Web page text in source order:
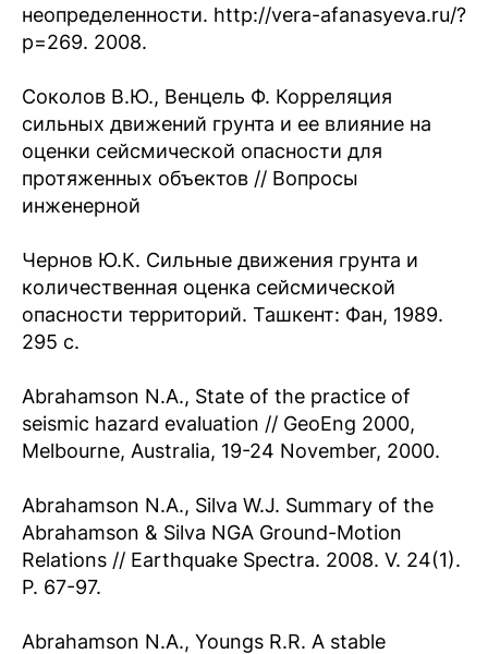
неопределенности. http://vera-afanasyeva.ru/?
p=269. 2008.
Соколов В.Ю., Венцель Ф. Корреляция
сильных движений грунта и ее влияние на
оценки сейсмической опасности для
протяженных объектов // Вопросы
инженерной
Чернов Ю.К. Сильные движения грунта и
количественная оценка сейсмической
опасности территорий. Ташкент: Фан, 1989.
295 с.
Abrahamson N.A., State of the practice of
seismic hazard evaluation // GeoEng 2000,
Melbourne, Australia, 19-24 November, 2000.
Abrahamson N.A., Silva W.J. Summary of the
Abrahamson & Silva NGA Ground-Motion
Relations // Earthquake Spectra. 2008. V. 24(1).
P. 67-97.
Abrahamson N.A., Youngs R.R. A stable